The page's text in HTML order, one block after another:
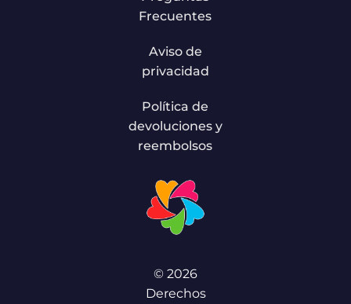
Frecuentes
Aviso de
privacidad
Política de
devoluciones y
reembolsos
© 2026
Derechos